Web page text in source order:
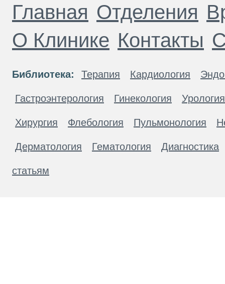
Главная Отделения
О Клинике Контакты
Библиотека: Терапия Кардиология
Гастроэнтерология Гинекология Урология
Хирургия Флебология Пульмонология
Дерматология Гематология Диагностика
статьям